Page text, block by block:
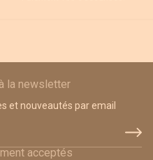
la newsletter
et nouveautés par email
acceptés